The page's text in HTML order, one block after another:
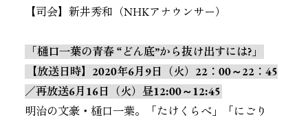
【司会】新井秀和（NHKアナウンサー）
「樋口一葉の青春 “どん底”から抜け出すには?」
【放送日時】2020年6月9日（火）22：00～22：45
／再放送6月16日（火）昼12:00～12:45
明治の文豪・樋口一葉。「たけくらべ」「にごり